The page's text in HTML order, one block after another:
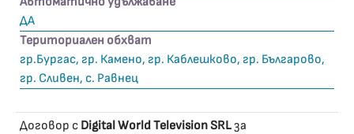
ДА
Териториален обхват
гр.Бургас, гр. Камено, гр. Каблешково, гр. Българово,
гр. Сливен, с. Равнец
Договор с Digital World Television SRLза